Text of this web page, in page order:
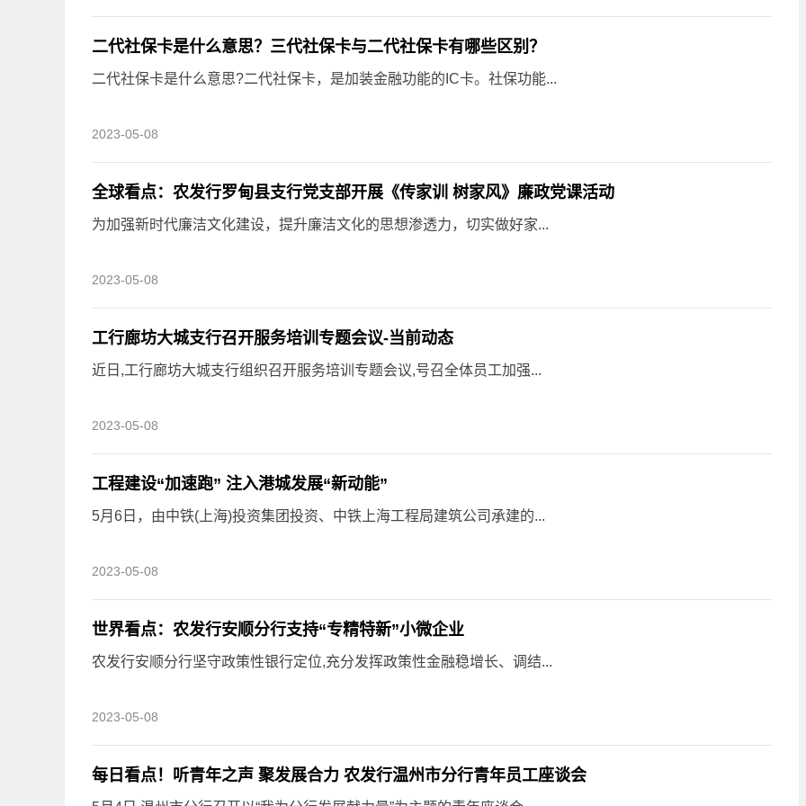
二代社保卡是什么意思？三代社保卡与二代社保卡有哪些区别？
二代社保卡是什么意思?二代社保卡，是加装金融功能的IC卡。社保功能...
2023-05-08
全球看点：农发行罗甸县支行党支部开展《传家训 树家风》廉政党课活动
为加强新时代廉洁文化建设，提升廉洁文化的思想渗透力，切实做好家...
2023-05-08
工行廊坊大城支行召开服务培训专题会议-当前动态
近日,工行廊坊大城支行组织召开服务培训专题会议,号召全体员工加强...
2023-05-08
工程建设“加速跑” 注入港城发展“新动能”
5月6日，由中铁(上海)投资集团投资、中铁上海工程局建筑公司承建的...
2023-05-08
世界看点：农发行安顺分行支持“专精特新”小微企业
农发行安顺分行坚守政策性银行定位,充分发挥政策性金融稳增长、调结...
2023-05-08
每日看点！听青年之声 聚发展合力 农发行温州市分行青年员工座谈会